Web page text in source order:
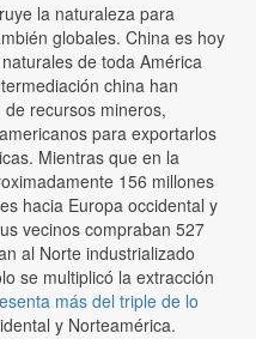
la naturaleza para
globales. China es hoy
de toda América
china han
recursos mineros,
para exportarlos
Mientras que en la
156 millones
hacia Europa occidental y
vecinos compraban 527
al Norte industrializado
se multiplicó la extracción
más del triple de lo
y Norteamérica.